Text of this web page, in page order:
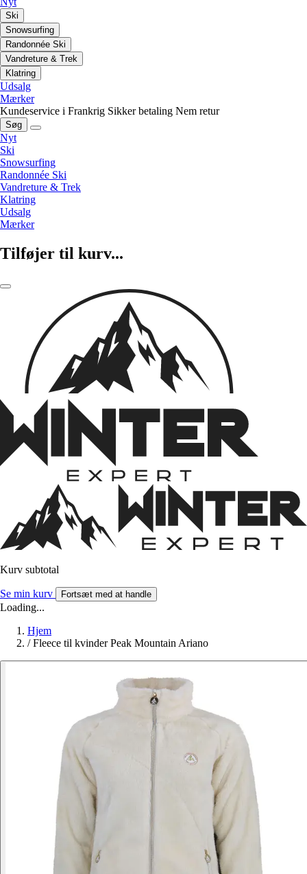
Ski
Snowsurfing
Randonnée Ski
Vandreture & Trek
Klatring
Udsalg
Mærker
Kundeservice i Frankrig Sikker betaling Nem retur
Søg
Nyt
Ski
Snowsurfing
Randonnée Ski
Vandreture & Trek
Klatring
Udsalg
Mærker
Tilføjer til kurv...
Kurv subtotal
Se min kurv Fortsæt med at handle
Loading...
Hjem
/ Fleece til kvinder Peak Mountain Ariano